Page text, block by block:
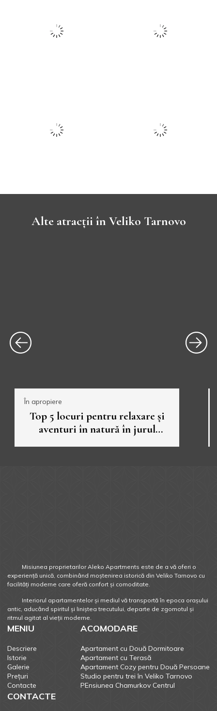
Alte atracții în Veliko Tarnovo
În apropiere
Top 5 locuri pentru relaxare și
aventuri în natură în jurul
Misiunea proprietarilor Aleko Apartments este de a vă oferi o
experiență unică, combinând moștenirea istorică din Veliko Tarnovo cu
facilități moderne care oferă confort și comoditate.
Interiorul apartamentelor și mediul vă transportă în epoca orașului
antic, aducând spiritul și liniștea trecutului, departe de zgomotul și
ritmul agitat al vieții moderne.
MENIU
Descriere
Istorie
Galerie
Prețuri
Contacte
ACOMODARE
Apartament cu Două Dormitoare
Apartament cu Terasă
Apartament Cozy pentru Două Persoane
Studio pentru trei în Veliko Tarnovo
PEnsiunea Chamurkov Centrul
CONTACTE